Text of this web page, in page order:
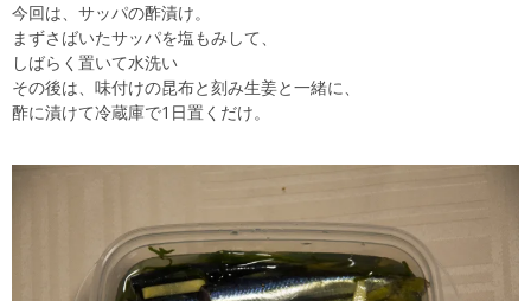
今回は、サッパの酢漬け。
まずさばいたサッパを塩もみして、
しばらく置いて水洗い
その後は、味付けの昆布と刻み生姜と一緒に、
酢に漬けて冷蔵庫で1日置くだけ。